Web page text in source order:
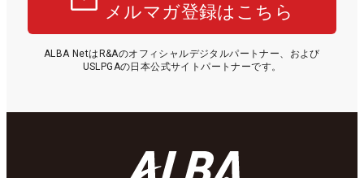
メルマガ登録はこちら
ALBA NetはR&Aのオフィシャルデジタルパートナー、および
USLPGAの日本公式サイトパートナーです。